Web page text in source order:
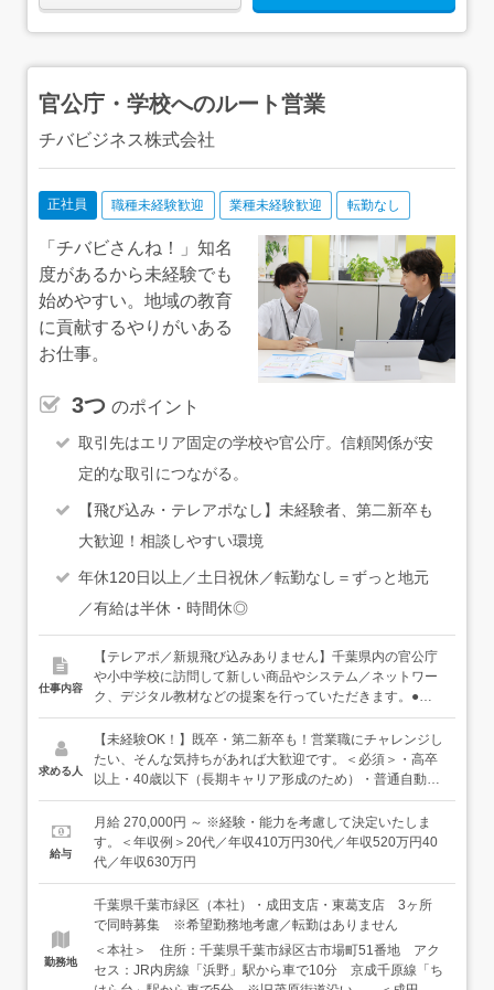
官公庁・学校へのルート営業
チバビジネス株式会社
正社員 職種未経験歓迎 業種未経験歓迎 転勤なし
「チバビさんね！」知名
度があるから未経験でも
始めやすい。地域の教育
に貢献するやりがいある
お仕事。
3つ のポイント
取引先はエリア固定の学校や官公庁。信頼関係が安
定的な取引につながる。
【飛び込み・テレアポなし】未経験者、第二新卒も
大歓迎！相談しやすい環境
年休120日以上／土日祝休／転勤なし＝ずっと地元
／有給は半休・時間休◎
仕事内容
【テレアポ／新規飛び込みありません】千葉県内の官公庁
や小中学校に訪問して新しい商品やシステム／ネットワー
ク、デジタル教材などの提案を行っていただきます。●基
本的には担当エリアの既存のお客様先を1日5～10件ほど回
ります（移動は社用車を利用）●担当エリア本社：千葉市
周辺と内房・外房方面成田支店：成田・印西・香取周辺東
葛支店：流山・柏周辺＜入社後は…＞まずは先輩社員に同
見て仕事の流れを覚えてもらいます！チームにリーダーが
いますので、分からないことや不安なことなどはその都度
聞いてくださいね！最初は学校への訪問をメインに、慣れ
●事務業務はアシスタントスタッフがフォローしています●
一つ一つの商品知識は深くなくて大丈夫です（扱う商材が
多いため、すべてに詳しくなる必要はありません。例えば
ホームセンターの店員さんのように、「こんな商品取り扱
ってるな」「たしかあそこにあの商品があったはず」と、
求める人
【未経験OK！】既卒・第二新卒も！営業職にチャレンジし
たい、そんな気持ちがあれば大歓迎です。＜必須＞・高卒
以上・40歳以下（長期キャリア形成のため）・普通自動車
運転免許をお持ちの方（AT限定可）＜歓迎する人物像＞・
地域貢献がしたい、千葉で働きたいと思っている方・コミ
ュニケーションを取ることが好きな方・明るく元気な対応
ができる方
給与
月給 270,000円 ～ ※経験・能力を考慮して決定いたしま
す。＜年収例＞20代／年収410万円30代／年収520万円40
代／年収630万円
勤務地
千葉県千葉市緑区（本社）・成田支店・東葛支店 3ヶ所
で同時募集 ※希望勤務地考慮／転勤はありません
＜本社＞ 住所：千葉県千葉市緑区古市場町51番地 アク
セス：JR内房線「浜野」駅から車で10分 京成千原線「ち